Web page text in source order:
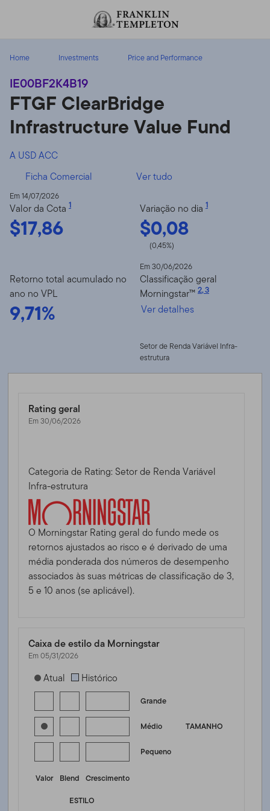
Home Investments Price and Performance
IE00BF2K4B19
FTGF ClearBridge
Infrastructure Value Fund
A USD ACC
Ficha Comercial
Ver tudo
Em 14/07/2026
Valor da Cota 1
$17,86
Variação no dia 1
$0,08
(0,45%)
Retorno total acumulado no
ano no VPL
9,71%
Em 30/06/2026
Classificação geral
Morningstar™ 2,3
Ver detalhes
Setor de Renda Variável Infra-
estrutura
Rating geral
Em 30/06/2026
Categoria de Rating: Setor de Renda Variável
Infra-estrutura
O Morningstar Rating geral do fundo mede os
retornos ajustados ao risco e é derivado de uma
média ponderada dos números de desempenho
associados às suas métricas de classificação de 3,
5 e 10 anos (se aplicável).
Caixa de estilo da Morningstar
Em 05/31/2026
[products.morningstar-stylebox-title-sr-equity]
Atual Histórico
Grande
TAMANHO
Médio
Pequeno
Valor Blend
Crescimento
ESTILO